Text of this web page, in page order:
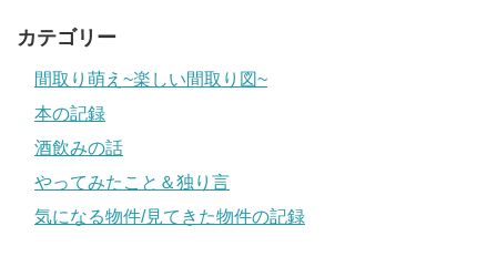
カテゴリー
間取り萌え~楽しい間取り図~
本の記録
酒飲みの話
やってみたこと＆独り言
気になる物件/見てきた物件の記録